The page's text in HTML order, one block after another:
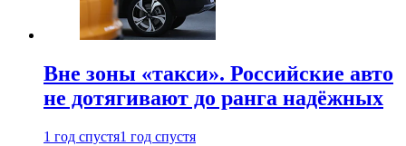
Вне зоны «такси». Российские авто
не дотягивают до ранга надёжных
1 год спустя1 год спустя